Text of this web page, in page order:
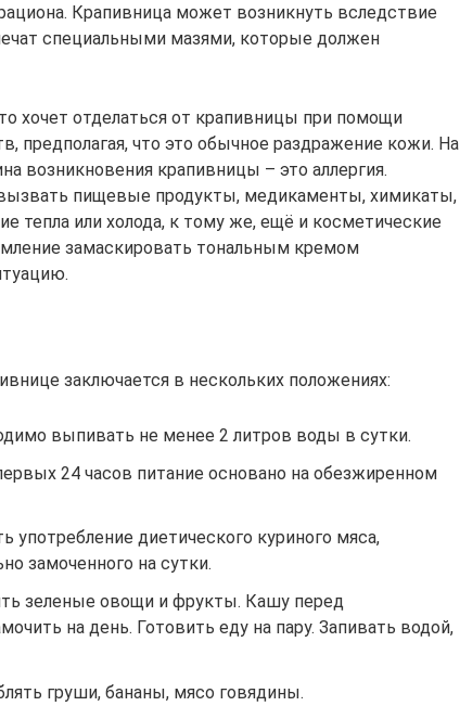
Крапивница может возникнуть вследствие
специальными мазями, которые должен
хочет отделаться от крапивницы при помощи
предполагая, что это обычное раздражение кожи. На
возникновения крапивницы – это аллергия.
пищевые продукты, медикаменты, химикаты,
тепла или холода, к тому же, ещё и косметические
замаскировать тональным кремом
заключается в нескольких положениях:
выпивать не менее 2 литров воды в сутки.
24 часов питание основано на обезжиренном
употребление диетического куриного мяса,
замоченного на сутки.
зеленые овощи и фрукты. Кашу перед
на день. Готовить еду на пару. Запивать водой,
груши, бананы, мясо говядины.